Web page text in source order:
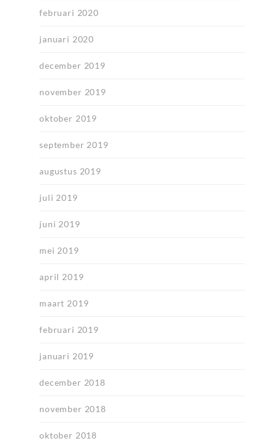
februari 2020
januari 2020
december 2019
november 2019
oktober 2019
september 2019
augustus 2019
juli 2019
juni 2019
mei 2019
april 2019
maart 2019
februari 2019
januari 2019
december 2018
november 2018
oktober 2018